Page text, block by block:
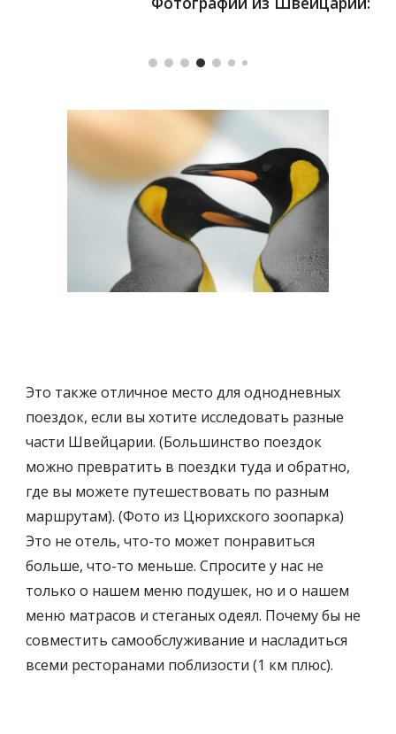
Это также отличное место для однодневных
поездок, если вы хотите исследовать разные
части Швейцарии. (Большинство поездок
можно превратить в поездки туда и обратно,
где вы можете путешествовать по разным
маршрутам). (Фото из Цюрихского зоопарка)
Это не отель, что-то может понравиться
больше, что-то меньше. Спросите у нас не
только о нашем меню подушек, но и о нашем
меню матрасов и стеганых одеял. Почему бы не
совместить самообслуживание и насладиться
всеми ресторанами поблизости (1 км плюс).